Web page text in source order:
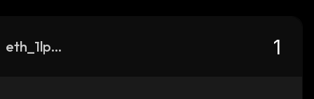
eth_1lp-eth-nct_0xcca4b3d7d73c002d3b206249b339060433f1be6a